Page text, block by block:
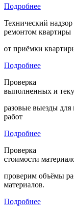
Подробнее
Технический надзор
ремонтом квартиры
от приёмки
Подробнее
Проверка
выполненных и
разовые выезды
работ
Подробнее
Проверка
стоимости
проверим объёмы
материалов.
Подробнее